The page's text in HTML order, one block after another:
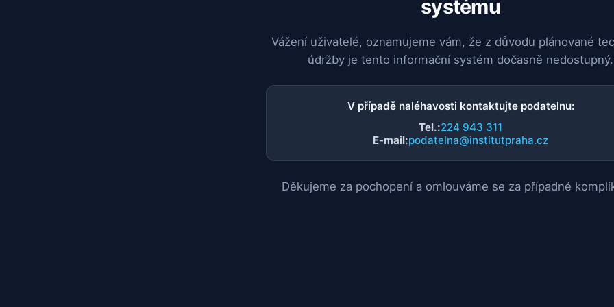
systému
Vážení uživatelé, oznamujeme vám, že z důvodu plánované
údržby je tento informační systém dočasně nedostupný.
V případě naléhavosti kontaktujte podatelnu:
Tel.:224 943 311
E-mail:podatelna@institutpraha.cz
Děkujeme za pochopení a omlouváme se za případné